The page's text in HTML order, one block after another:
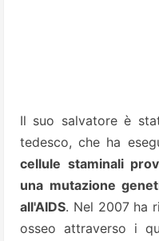
Il suo salvatore è
tedesco, che ha
cellule staminali
una mutazione
all'AIDS. Nel 2007 ha
osseo attraverso i